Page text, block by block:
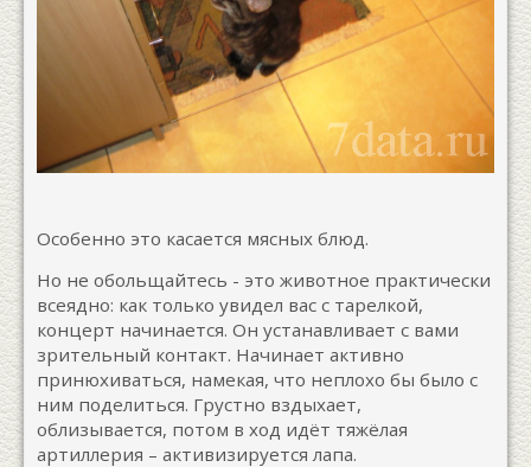
Особенно это касается мясных блюд.
Но не обольщайтесь - это животное практически
всеядно: как только увидел вас с тарелкой,
концерт начинается. Он устанавливает с вами
зрительный контакт. Начинает активно
принюхиваться, намекая, что неплохо бы было с
ним поделиться. Грустно вздыхает,
облизывается, потом в ход идёт тяжёлая
артиллерия – активизируется лапа.